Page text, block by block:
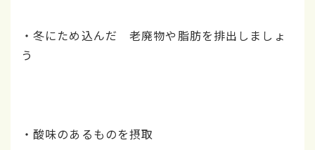
・冬にため込んだ 老廃物や脂肪を排出しましょ
う
・酸味のあるものを摂取